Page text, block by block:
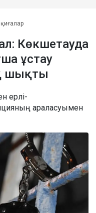
Көкшетауда
ұстау
шықты
ерлі-
араласуымен